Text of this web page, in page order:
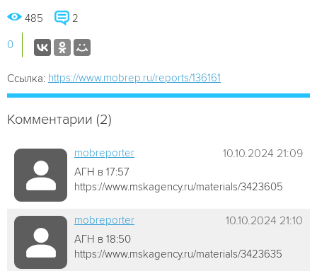
485 2
0
Ссылка: https://www.mobrep.ru/reports/136161
Комментарии (2)
mobreporter 10.10.2024 21:09
АГН в 17:57
https://www.mskagency.ru/materials/3423605
mobreporter 10.10.2024 21:10
АГН в 18:50
https://www.mskagency.ru/materials/3423635